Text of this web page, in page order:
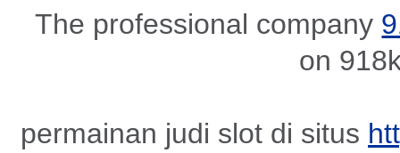
The professional company
on
permainan judi slot di situs